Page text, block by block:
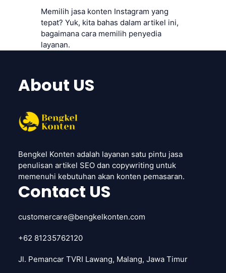
Memilih jasa konten Instagram yang
tepat? Yuk, kita bahas dalam artikel ini,
bagaimana cara memilih penyedia
layanan.
About US
Bengkel Konten adalah layanan satu pintu jasa
penulisan artikel SEO dan copywriting untuk
memenuhi kebutuhan akan konten pemasaran.
Contact US
customercare@bengkelkonten.com
+62 81235762120
Jl. Pemancar TVRI Lawang, Malang, Jawa Timur